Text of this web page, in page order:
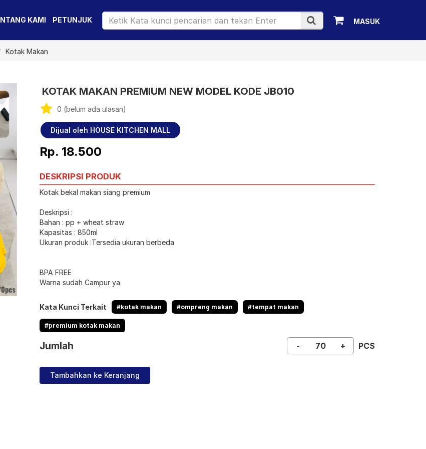
KAMI PETUNJUK MASUK
Kotak Makan
KOTAK MAKAN PREMIUM NEW MODEL KODE JB010
0 (belum ada ulasan)
Dijual oleh HOUSE KITCHEN MALL
Rp. 18.500
DESKRIPSI PRODUK
Kotak bekal makan siang premium
Deskripsi :
Bahan : pp + wheat straw
Kapasitas : 850ml
Ukuran produk :Tersedia ukuran berbeda
BPA FREE
Warna sudah Campur ya
Kata Kunci Terkait #kotak makan #ompreng makan #tempat makan
#premium kotak makan
Jumlah - + PCS
Tambahkan ke Keranjang